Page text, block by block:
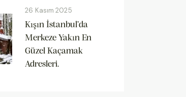
26 Kasım 2025
Kışın İstanbul’da
Merkeze Yakın En
Güzel Kaçamak
Adresleri.